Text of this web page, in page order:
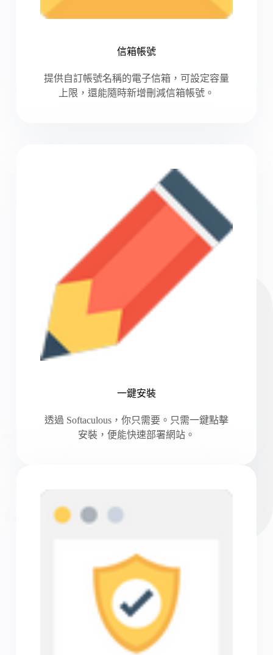
信箱帳號
提供自訂帳號名稱的電子信箱，可設定容量
上限，還能隨時新增刪減信箱帳號。
一鍵安裝
透過 Softaculous，你只需要。只需一鍵點擊
安裝，便能快速部署網站。